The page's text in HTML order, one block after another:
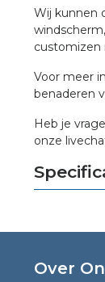
Wij kunnen
customizen
Voor meer
benaderen
Heb je
onze
Over